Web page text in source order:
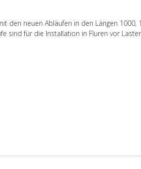
den neuen Abläufen in den Längen 1000,
sind für die Installation in Fluren vor